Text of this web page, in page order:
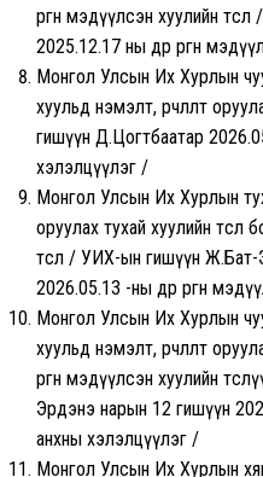
өргөн мэдүүлсэн хуулийн
2025.12.17 ны өдөр өргөн
Монгол Улсын Их Хурлын
хуульд нэмэлт, өөрчлөлт
гишүүн Д.Цогтбаатар
хэлэлцүүлэг /
Монгол Улсын Их Хурлын
оруулах тухай хуулийн төсөл
төсөл / УИХ-ын гишүүн
2026.05.13 -ны өдөр өргөн
Монгол Улсын Их Хурлын
хуульд нэмэлт, өөрчлөлт
өргөн мэдүүлсэн хуулийн
Эрдэнэ нарын 12 гишүүн
анхны хэлэлцүүлэг /
Монгол Улсын Их Хурлын